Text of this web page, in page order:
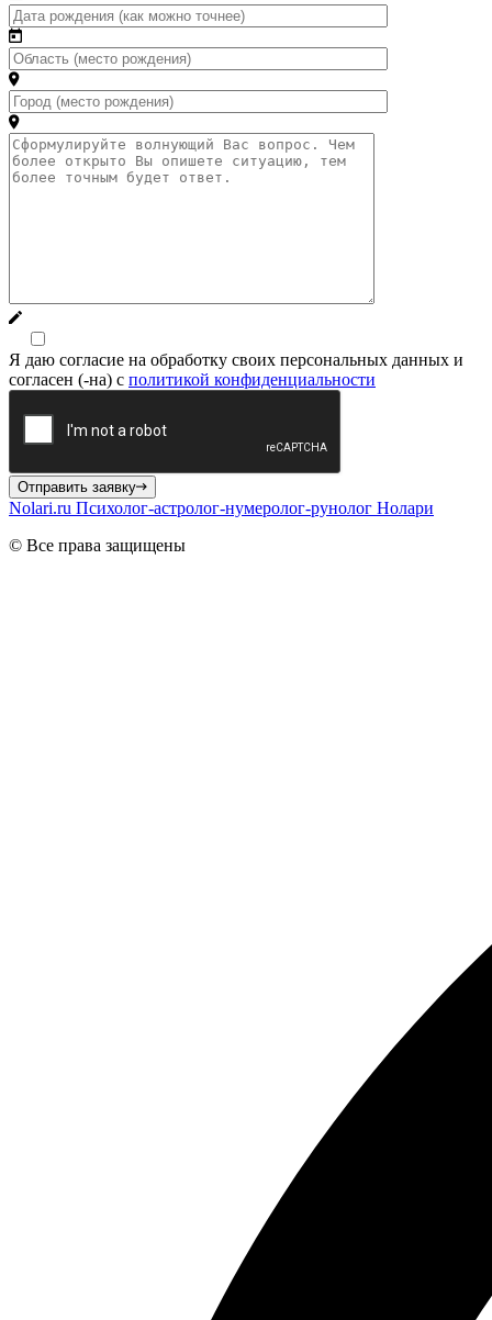
Я даю согласие на обработку своих персональных данных и
согласен (-на) с политикой конфиденциальности
Отправить заявку
Nolari.ru Психолог-астролог-нумеролог-рунолог Нолари
© Все права защищены